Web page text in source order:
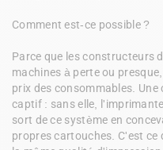
Comment est-ce possible ?
Parce que les constructeurs
machines à perte ou
prix des consommables.
captif : sans elle,
sort de ce système en
propres cartouches. C'est ce